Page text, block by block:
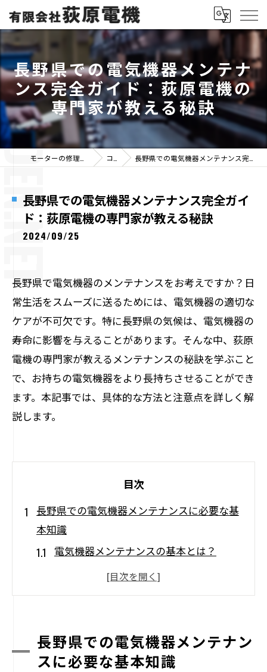
長野県での電気機器メンテナ
ンス完全ガイド：荻原電機の
専門家が教える秘訣
コラム 長野県での電気機器メンテナンス完全ガイド：荻原電機の専門家が教える秘訣
長野県での電気機器メンテナンス完全ガイ
ド：荻原電機の専門家が教える秘訣
2024/09/25
長野県で電気機器のメンテナンスをお考えですか？日
常生活をスムーズに送るためには、電気機器の適切な
ケアが不可欠です。特に長野県の気候は、電気機器の
寿命に影響を与えることがあります。そんな中、荻原
電機の専門家が教えるメンテナンスの秘訣を学ぶこと
で、お持ちの電気機器をより長持ちさせることができ
ます。本記事では、具体的な方法と注意点を詳しく解
説します。
目次
長野県での電気機器メンテナンスに必要な基
本知識
電気機器メンテナンスの基本とは？
長野県での適切なメンテナンス頻度
電気機器の主要なコンポーネントの理解
長野県の法律と規制の概要
電気機器の正しい取り扱い方法
長野県での電気機器メンテナン
スに必要な基本知識